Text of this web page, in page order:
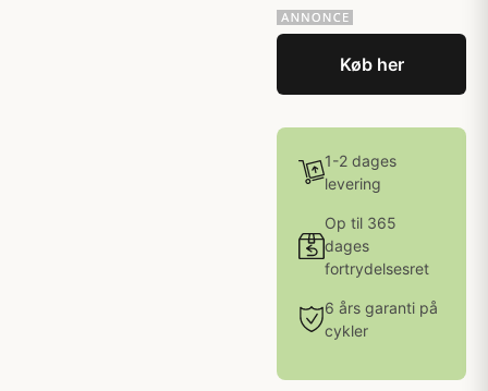
Køb her
1-2 dages
levering
Op til 365
dages
fortrydelsesret
6 års garanti på
cykler